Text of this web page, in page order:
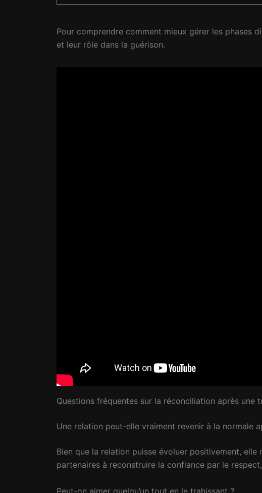
Pour comprendre comment mieux gérer les phases
et leur rôle dans la guérison.
Questions fréquentes sur la réconciliation après une
Une relation peut-elle vraiment revenir à la normale
Bien que la relation puisse évoluer positivement,
partenaires à reconstruire la confiance par le
Peut-on aimer quelqu’un tout en le trahissant ?